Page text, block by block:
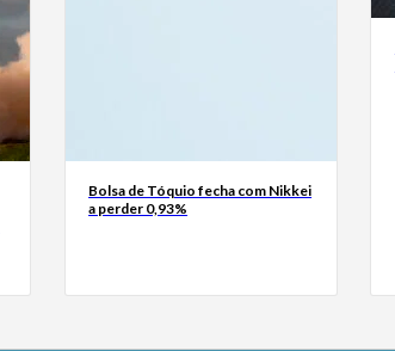
Bolsa de Tóquio fecha com Nikkei
a perder 0,93%